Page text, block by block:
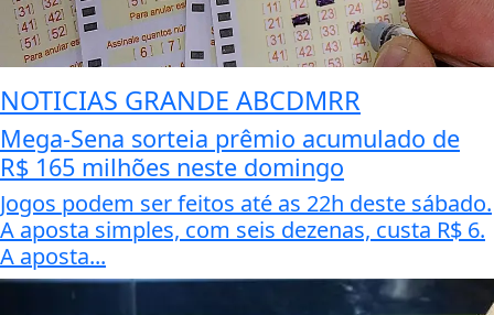
NOTICIAS GRANDE ABCDMRR
Mega-Sena sorteia prêmio acumulado de
R$ 165 milhões neste domingo
Jogos podem ser feitos até as 22h deste sábado.
A aposta simples, com seis dezenas, custa R$ 6.
A aposta...